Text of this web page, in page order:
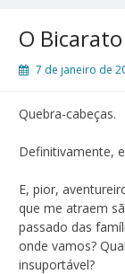
O
7 de janeiro de
Quebra-cabeças.
Definitivamente,
E, pior,
que me atraem
passado das
onde vamos?
insuportável?